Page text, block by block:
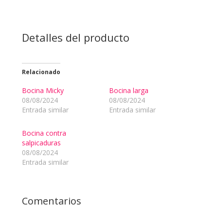
Detalles del producto
Relacionado
Bocina Micky
08/08/2024
Entrada similar
Bocina larga
08/08/2024
Entrada similar
Bocina contra
salpicaduras
08/08/2024
Entrada similar
Comentarios